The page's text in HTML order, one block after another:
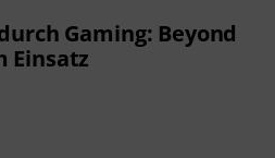
Gaming: Beyond
Einsatz